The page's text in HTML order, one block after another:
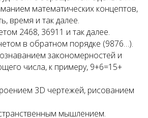
математических концептов,
время и так далее.
2468, 36911 и так далее.
в обратном порядке (9876…).
закономерностей и
числа, к примеру, 9+6=15+
3D чертежей, рисованием
мышлением.